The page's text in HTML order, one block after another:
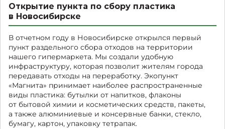
Открытие пункта по сбору пластика
в Новосибирске
В отчетном году в Новосибирске открылся первый
пункт раздельного сбора отходов на территории
нашего гипермаркета. Мы создали удобную
инфраструктуру, которая позволит жителям города
передавать отходы на переработку. Экопункт
«Магнита» принимает наиболее распространенные
виды пластика: бутылки от напитков, флаконы
от бытовой химии и косметических средств, пакеты,
а также алюминиевые и консервные банки, стекло,
бумагу, картон, упаковку тетрапак.